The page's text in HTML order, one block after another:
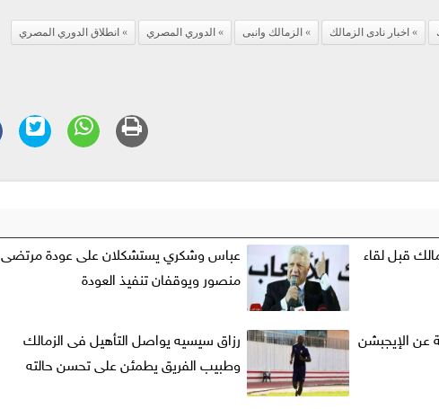
اخبار نادى الزمالك الزمالك وانبى الدوري المصري
انطلاق الدوري المصري
قبل لقاء
عباس وشكري يستشكلان على عودة مرتضى
منصور ويوقفان تنفيذ العودة
مهمة عن الإيجبشن
رزاق سيسيه يواصل التأهيل فى الزمالك
وطبيب الفريق يطمئن على تحسن حالته